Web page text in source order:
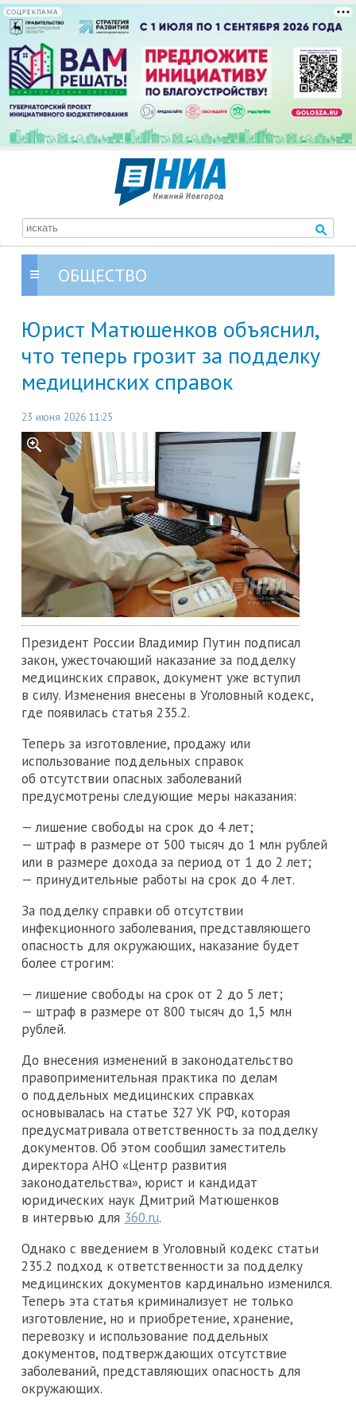
СОЦРЕКЛАМА
ОБЩЕСТВО
Юрист Матюшенков объяснил,
что теперь грозит за подделку
медицинских справок
23 июня 2026 11:25
Президент России Владимир Путин подписал
закон, ужесточающий наказание за подделку
медицинских справок, документ уже вступил
в силу. Изменения внесены в Уголовный кодекс,
где появилась статья 235.2.
Теперь за изготовление, продажу или
использование поддельных справок
об отсутствии опасных заболеваний
предусмотрены следующие меры наказания:
— лишение свободы на срок до 4 лет;
— штраф в размере от 500 тысяч до 1 млн рублей
или в размере дохода за период от 1 до 2 лет;
— принудительные работы на срок до 4 лет.
За подделку справки об отсутствии
инфекционного заболевания, представляющего
опасность для окружающих, наказание будет
более строгим:
— лишение свободы на срок от 2 до 5 лет;
— штраф в размере от 800 тысяч до 1,5 млн
рублей.
До внесения изменений в законодательство
правоприменительная практика по делам
о поддельных медицинских справках
основывалась на статье 327 УК РФ, которая
предусматривала ответственность за подделку
документов. Об этом сообщил заместитель
директора АНО «Центр развития
законодательства», юрист и кандидат
юридических наук Дмитрий Матюшенков
в интервью для 360.ru.
Однако с введением в Уголовный кодекс статьи
235.2 подход к ответственности за подделку
медицинских документов кардинально изменился.
Теперь эта статья криминализует не только
изготовление, но и приобретение, хранение,
перевозку и использование поддельных
документов, подтверждающих отсутствие
заболеваний, представляющих опасность для
окружающих.